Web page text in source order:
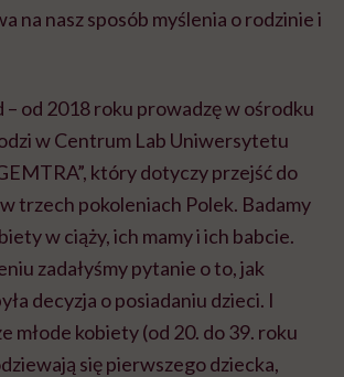
na nasz sposób myślenia o rodzinie i
– od 2018 roku prowadzę w ośrodku
w Centrum Lab Uniwersytetu
który dotyczy przejść do
trzech pokoleniach Polek. Badamy
w ciąży, ich mamy i ich babcie.
zadałyśmy pytanie o to, jak
decyzja o posiadaniu dzieci. I
młode kobiety (od 20. do 39. roku
się pierwszego dziecka,